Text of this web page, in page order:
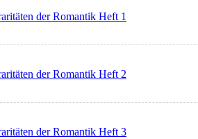
der Romantik Heft 1
der Romantik Heft 2
der Romantik Heft 3